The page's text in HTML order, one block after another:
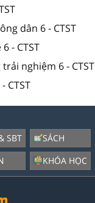
dân 6 - CTST
- CTST
nghiệm 6 - CTST
CTST
SBT
SÁCH
KHÓA HỌC